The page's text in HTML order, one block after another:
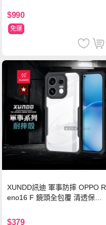
$990
免運
XUNDD訊迪 軍事防摔 OPPO R
eno16 F 鏡頭全包覆 清透保護
$379